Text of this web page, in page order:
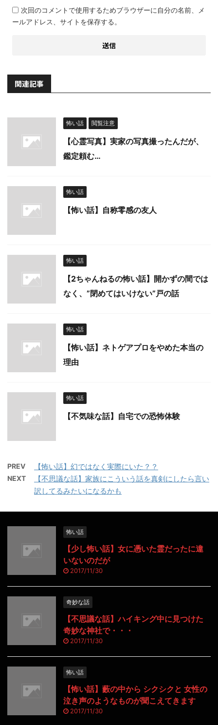
次回のコメントで使用するためブラウザーに自分の名前、メ
ールアドレス、サイトを保存する。
関連記事
怖い話 閲覧注意
【心霊写真】実家の写真撮ったんだが、
鑑定頼む…
怖い話
【怖い話】自称零感の友人
怖い話
【2ちゃんねるの怖い話】開かずの間では
なく、”閉めてはいけない”戸の話
怖い話
【怖い話】ネトゲアプロをやめた本当の
理由
怖い話
【不気味な話】自宅での恐怖体験
PREV 【怖い話】幻ではなく実際にいた？？
NEXT
【不思議な話】家族にこういう話を真剣にしたら言い
訳してるみたいになるかも
怖い話
【少し怖い話】女に憑いた霊だったに違
いないのだが
2017/11/30
奇妙な話
【不思議な話】ハイキング中に見つけた
奇妙な神社で・・・
2017/11/30
怖い話
【怖い話】藪の中から シクシクと 女性の
泣き声のようなものが聞こえてきます
2017/11/30